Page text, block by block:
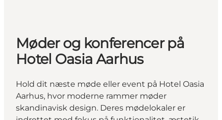
Møder og konferencer på
Hotel Oasia Aarhus
Hold dit næste møde eller event på Hotel Oasia
Aarhus, hvor moderne rammer møder
skandinavisk design. Deres mødelokaler er